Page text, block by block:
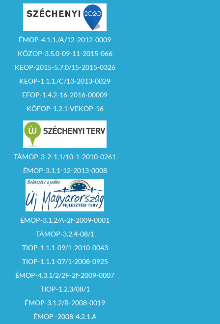
ÉMOP-4.1.1./A/12-2012-0009
KÖZOP-3.5.0-09-11-2015-066
KEOP-2015-5.7.0/15-2015-0326
KEOP-1.1.1./C/13-2013-0029
EFOP-1.4.2-16-2016-00009
KÖFOP-1.2.1-VEKOP-16
TÁMOP-3-2-1.1/10-1-2010-0261
ÉMOP-3.1.1-12-2013-0008
ÉMOP-3.1.2/A-2f-2009-0001
TÁMOP-3.2.4-08/1
TIOP-1.1.1-09/1-2010-0043
TIOP-1.1.1-07/1-2008-0925
ÉMOP-4.3.1/2/2F-2f-2009-0007
TIOP-1.2.3/08/1
ÉMOP-3.1.2/B-2008-0019
ÉMOP–2008-4.2.1.A